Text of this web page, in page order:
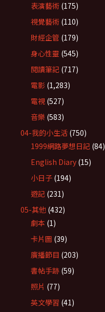
表演藝術 (175)
視覺藝術 (110)
財經企管 (179)
身心性靈 (545)
閱讀筆記 (717)
電影 (1,283)
電視 (527)
音樂 (583)
04-我的小生活 (750)
1999網路夢想日記 (84)
English Diary (15)
小日子 (194)
遊記 (231)
05-其他 (432)
劇本 (1)
卡片圖 (39)
廣播節目 (203)
書帖手跡 (59)
照片 (77)
英文學習 (41)